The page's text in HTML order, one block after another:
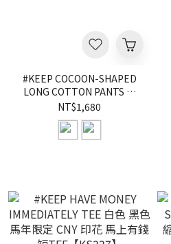
#KEEP COCOON-SHAPED
LONG COTTON PANTS 黑
色 灰色 刺繡LOGO 寬鬆 繭型
長棉褲 長褲【KS340】
NT$1,680